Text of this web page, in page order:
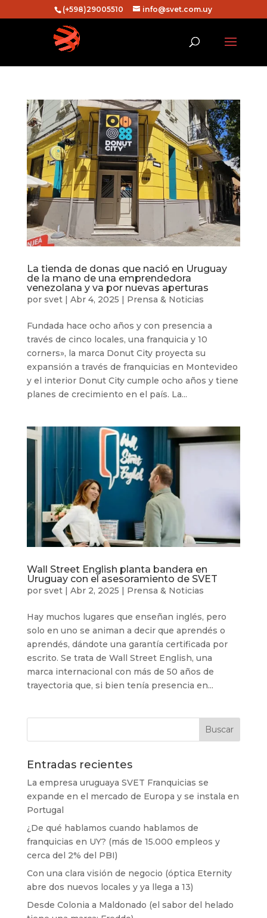
(+598)29005510 info@svet.com.uy
La tienda de donas que nació en Uruguay
de la mano de una emprendedora
venezolana y va por nuevas aperturas
por svet| Abr 4, 2025 Prensa & Noticias
Fundada hace ocho años y con presencia a
través de cinco locales, una franquicia y 10
corners», la marca Donut City proyecta su
expansión a través de franquicias en Montevideo
y el interior Donut City cumple ocho años y tiene
planes de crecimiento en el país. La...
Wall Street English planta bandera en
Uruguay con el asesoramiento de SVET
por svet| Abr 2, 2025 | Prensa & Noticias
Hay muchos lugares que enseñan inglés, pero
solo en uno se animan a decir que aprendés o
aprendés, dándote una garantía certificada por
escrito. Se trata de Wall Street English, una
marca internacional con más de 50 años de
trayectoria que, si bien tenía presencia en...
Entradas recientes
La empresa uruguaya SVET Franquicias se
expande en el mercado de Europa y se instala en
Portugal
¿De qué hablamos cuando hablamos de
franquicias en UY? (más de 15.000 empleos y
cerca del 2% del PBI)
Con una clara visión de negocio (óptica Eternity
abre dos nuevos locales y ya llega a 13)
Desde Colonia a Maldonado (el sabor del helado